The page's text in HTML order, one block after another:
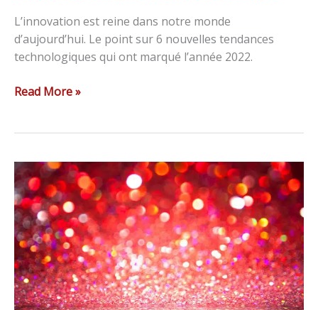
L’innovation est reine dans notre monde
d’aujourd’hui. Le point sur 6 nouvelles tendances
technologiques qui ont marqué l’année 2022.
Read More »
Ces
extensions
Google
Chrome
sont
magiques
!